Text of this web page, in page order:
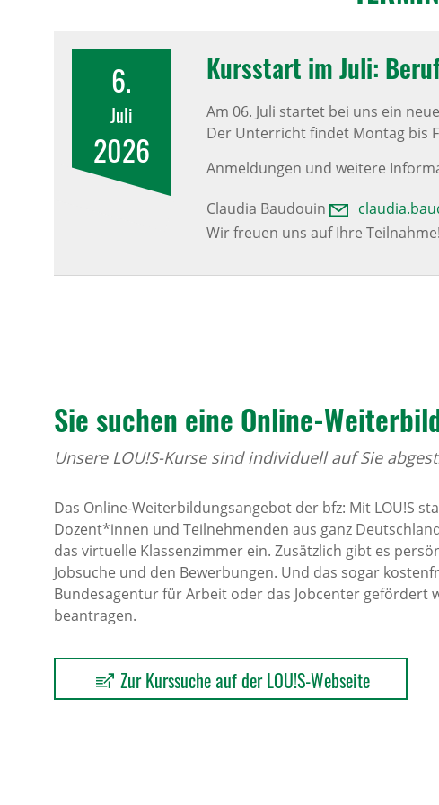
6.
Juli
2026
Kurs­start im Juli:
Am 06. Juli startet bei uns ein
Der Unterricht findet Montag bis
Anmeldungen und weitere
Claudia Baudouin
Wir freuen uns auf Ihre Teilnahme!
Sie suchen eine Online-
Unsere LOU!S-Kurse sind individuell auf Sie
Das Online-Weiterbildungsangebot der bfz: Mit LOU!S
Dozent*innen und Teilnehmenden aus ganz
das virtuelle Klassenzimmer ein. Zusätzlich gibt es
Jobsuche und den Bewerbungen. Und das sogar
Bundesagentur für Arbeit oder das Jobcenter gefördert
beantragen.
Zur Kurssuche auf der LOU!S-Webseite